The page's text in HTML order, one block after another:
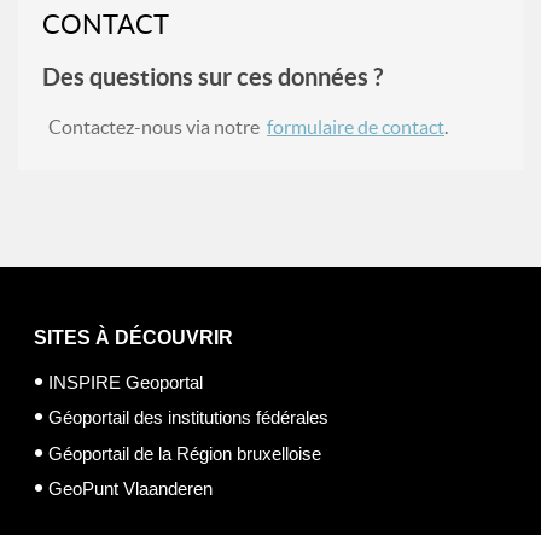
CONTACT
Des questions sur ces données ?
Contactez-nous via notre formulaire de contact.
SITES À DÉCOUVRIR
INSPIRE Geoportal
Géoportail des institutions fédérales
Géoportail de la Région bruxelloise
GeoPunt Vlaanderen